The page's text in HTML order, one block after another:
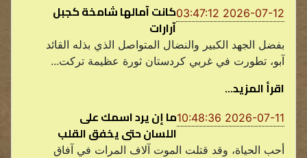
2026-07-12 03:47:12
كانت آمالها شامخة كجبل
آرارات
بفضل الجهد الكبير والنضال المتواصل الذي بذله القائد
آبو، تطورت في غربي كردستان ثورة عظيمة تركت...
اقرأ المزيد...
2026-07-11 10:48:36
ما إن يرد اسمك على
اللسان حتى يخفق القلب
أحب الحياة، وقد قتلت الموت آلاف المرات في آفاق